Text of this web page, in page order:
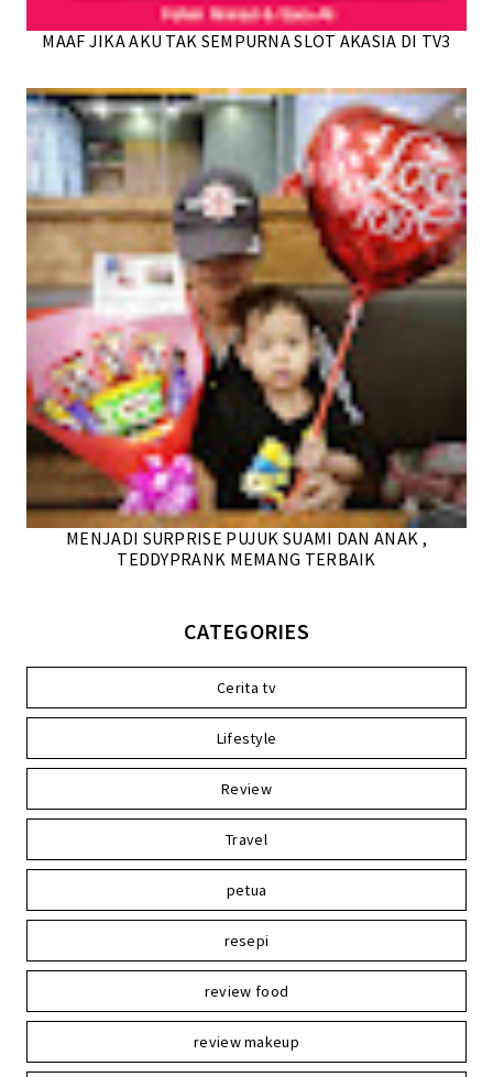
MAAF JIKA AKU TAK SEMPURNA SLOT AKASIA DI TV3
MENJADI SURPRISE PUJUK SUAMI DAN ANAK ,
TEDDYPRANK MEMANG TERBAIK
CATEGORIES
Cerita tv
Lifestyle
Review
Travel
petua
resepi
review food
review makeup